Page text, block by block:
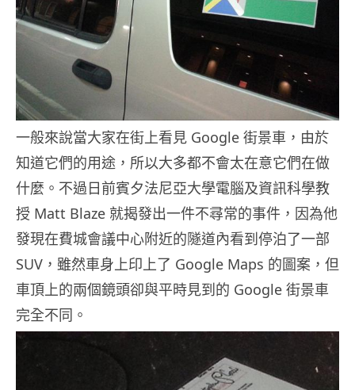
一般來說當大家在街上看見 Google 街景車，由於
知道它們的用途，所以大多都不會太在意它們在做
什麼。不過日前賓夕法尼亞大學電腦及資訊科學教
授 Matt Blaze 就揭發出一件不尋常的事件，因為他
發現在費城會議中心附近的隧道內看到停泊了一部
SUV，雖然車身上印上了 Google Maps 的圖案，但
車頂上的兩個鏡頭卻與平時見到的 Google 街景車
完全不同。